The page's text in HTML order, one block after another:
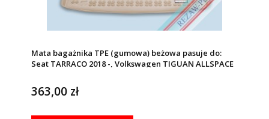
Mata bagażnika TPE (gumowa) beżowa pasuje do:
Seat TARRACO 2018 -, Volkswagen TIGUAN ALLSPACE
363,00 zł